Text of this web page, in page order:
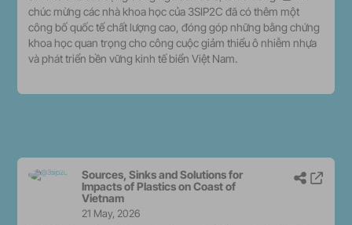
chúc mừng các nhà khoa học của 3SIP2C đã có thêm một
công bố quốc tế chất lượng cao, đóng góp những bằng chứng
khoa học quan trọng cho công cuộc giảm thiểu ô nhiễm nhựa
và phát triển bền vững kinh tế biển Việt Nam.
Sources, Sinks and Solutions for
Impacts of Plastics on Coast of
Vietnam
21 May, 2026
Share